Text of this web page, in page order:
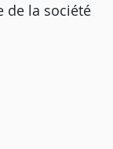
de la société